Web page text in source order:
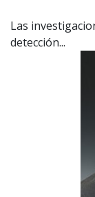
Las
detección...